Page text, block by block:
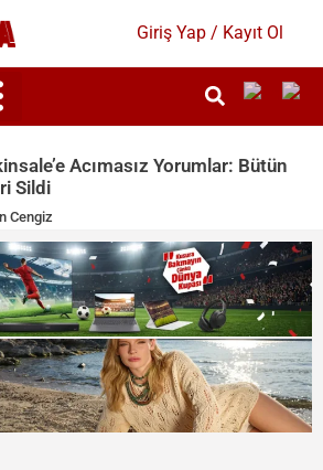
Giriş Yap / Kayıt Ol
Acımasız Yorumlar: Bütün
Sildi
Cengiz